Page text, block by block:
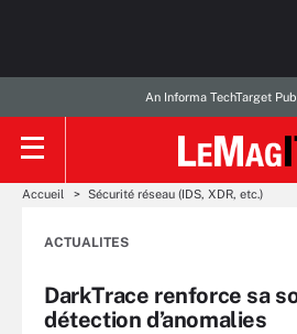
An Informa TechTarget
Accueil Sécurité réseau (IDS, XDR, etc.)
ACTUALITES
DarkTrace renforce sa
détection d’anomalies